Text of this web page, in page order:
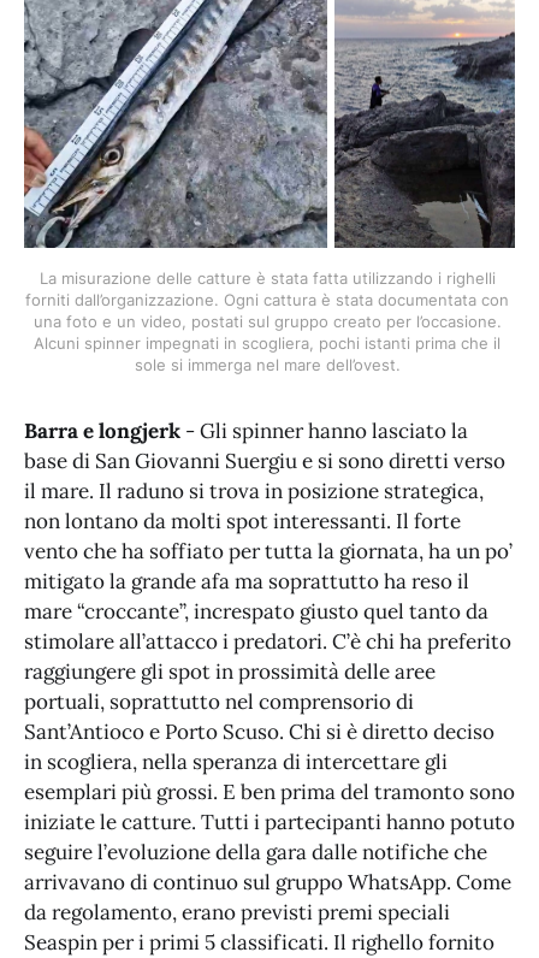
La misurazione delle catture è stata fatta utilizzando i righelli
forniti dall’organizzazione. Ogni cattura è stata documentata con
una foto e un video, postati sul gruppo creato per l’occasione.
Alcuni spinner impegnati in scogliera, pochi istanti prima che il
sole si immerga nel mare dell’ovest.
Barra e longjerk - Gli spinner hanno lasciato la
base di San Giovanni Suergiu e si sono diretti verso
il mare. Il raduno si trova in posizione strategica,
non lontano da molti spot interessanti. Il forte
vento che ha soffiato per tutta la giornata, ha un po’
mitigato la grande afa ma soprattutto ha reso il
mare “croccante”, increspato giusto quel tanto da
stimolare all’attacco i predatori. C’è chi ha preferito
raggiungere gli spot in prossimità delle aree
portuali, soprattutto nel comprensorio di
Sant’Antioco e Porto Scuso. Chi si è diretto deciso
in scogliera, nella speranza di intercettare gli
esemplari più grossi. E ben prima del tramonto sono
iniziate le catture. Tutti i partecipanti hanno potuto
seguire l’evoluzione della gara dalle notifiche che
arrivavano di continuo sul gruppo WhatsApp. Come
da regolamento, erano previsti premi speciali
Seaspin per i primi 5 classificati. Il righello fornito